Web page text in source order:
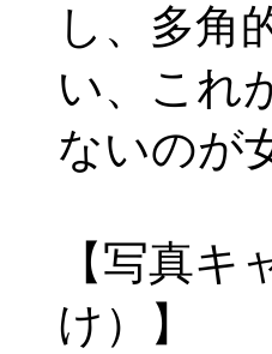
し、多角
い、これ
ないのが
【写真
け）】